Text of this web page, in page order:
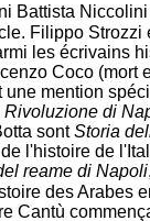
Battista
Filippo Strozzi
les écrivains
Coco (mort
une mention
Rivoluzione di
sontStoria
l'histoire de
reame di Napoli
des Arabes
Cantù